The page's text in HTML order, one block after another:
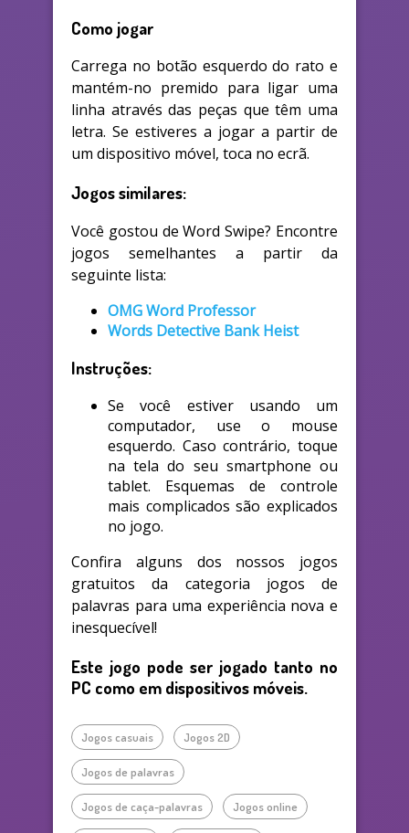
Como jogar
Carrega no botão esquerdo do rato e
mantém-no premido para ligar uma
linha através das peças que têm uma
letra. Se estiveres a jogar a partir de
um dispositivo móvel, toca no ecrã.
Jogos similares:
Você gostou de Word Swipe? Encontre
jogos semelhantes a partir da
seguinte lista:
OMG Word Professor
Words Detective Bank Heist
Instruções:
Se você estiver usando um
computador, use o mouse
esquerdo. Caso contrário, toque
na tela do seu smartphone ou
tablet. Esquemas de controle
mais complicados são explicados
no jogo.
Confira alguns dos nossos jogos
gratuitos da categoria jogos de
palavras para uma experiência nova e
inesquecível!
Este jogo pode ser jogado tanto no
PC como em dispositivos móveis.
Jogos casuais Jogos 2D
Jogos de palavras
Jogos de caça-palavras Jogos online